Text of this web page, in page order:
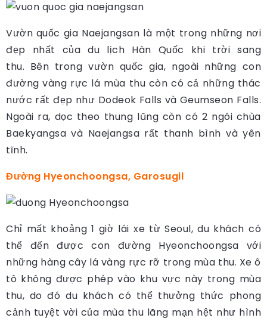
Vườn quốc gia Naejangsan là một trong những nơi
đẹp nhất của du lịch Hàn Quốc khi trời sang
thu. Bên trong vườn quốc gia, ngoài những con
đường vàng rực lá mùa thu còn có cả những thác
nước rất đẹp như Dodeok Falls và Geumseon Falls.
Ngoài ra, dọc theo thung lũng còn có 2 ngôi chùa
Baekyangsa và Naejangsa rất thanh bình và yên
tĩnh.
Đường Hyeonchoongsa, Garosugil
Chỉ mất khoảng 1 giờ lái xe từ Seoul, du khách có
thể đến được con đường Hyeonchoongsa với
những hàng cây lá vàng rực rỡ trong mùa thu. Xe ô
tô không được phép vào khu vực này trong mùa
thu, do đó du khách có thể thưởng thức phong
cảnh tuyệt vời của mùa thu lãng mạn hệt như hình